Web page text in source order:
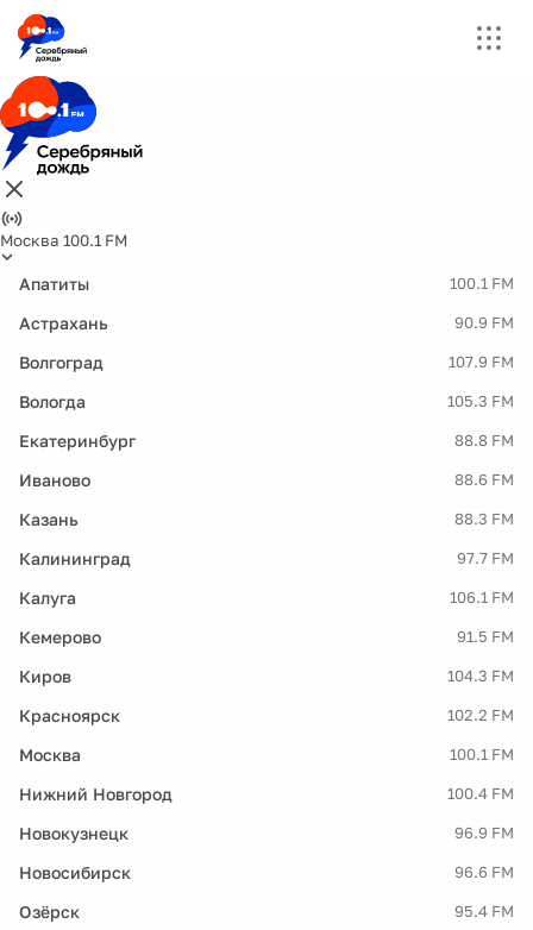
Москва 100.1 FM
Апатиты 100.1 FM
Астрахань 90.9 FM
Волгоград 107.9 FM
Вологда 105.3 FM
Екатеринбург 88.8 FM
Иваново 88.6 FM
Казань 88.3 FM
Калининград 97.7 FM
Калуга 106.1 FM
Кемерово 91.5 FM
Киров 104.3 FM
Красноярск 102.2 FM
Москва 100.1 FM
Нижний Новгород 100.4 FM
Новокузнецк 96.9 FM
Новосибирск 96.6 FM
Озёрск 95.4 FM